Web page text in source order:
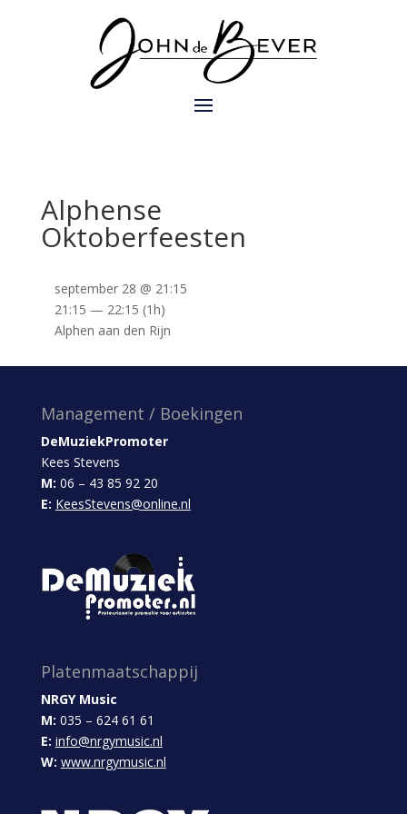
Alphense
Oktoberfeesten
september 28 @ 21:15
21:15 — 22:15 (1h)
Alphen aan den Rijn
Management / Boekingen
DeMuziekPromoter
Kees Stevens
M: 06 – 43 85 92 20
E: KeesStevens@online.nl
Platenmaatschappij
NRGY Music
M: 035 – 624 61 61
E: info@nrgymusic.nl
W: www.nrgymusic.nl